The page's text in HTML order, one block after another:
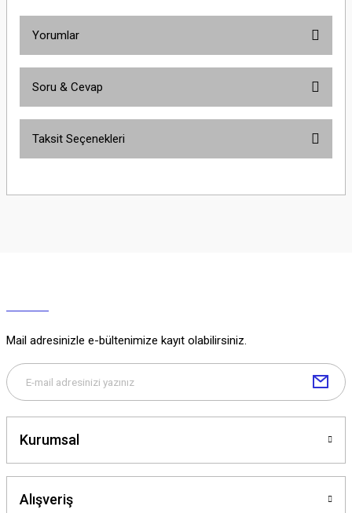
Yorumlar
Soru & Cevap
Soru Sor
Taksit Seçenekleri
Mail adresinizle e-bültenimize kayıt olabilirsiniz.
Kurumsal
Alışveriş